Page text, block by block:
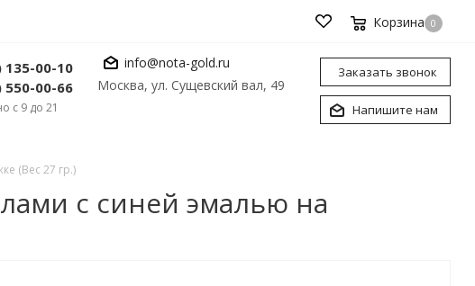
Корзина 0
135-00-10
550-00-66
с 9 до 21
info@nota-gold.ru
Москва, ул. Сущевский вал, 49
Заказать звонок
Напишите нам
(Вес 27 гр.)
с синей эмалью на